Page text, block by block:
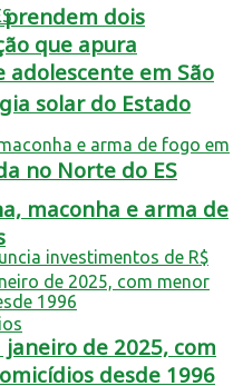
solar do Estado
no Norte do ES
prendem dois
que apura
em São
maconha e arma de
de 2025, com
desde 1996